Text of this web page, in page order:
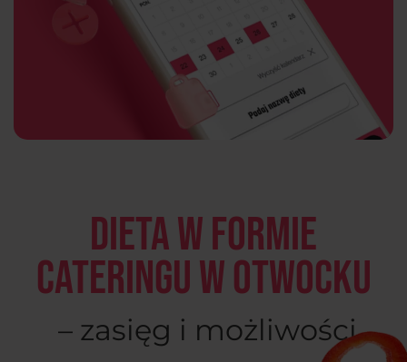
Dieta w formie
cateringu w Otwocku
– zasięg i możliwości